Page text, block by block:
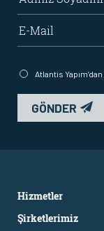
Atlantis
GÖNDER
Hizmetler
Şirketlerimiz